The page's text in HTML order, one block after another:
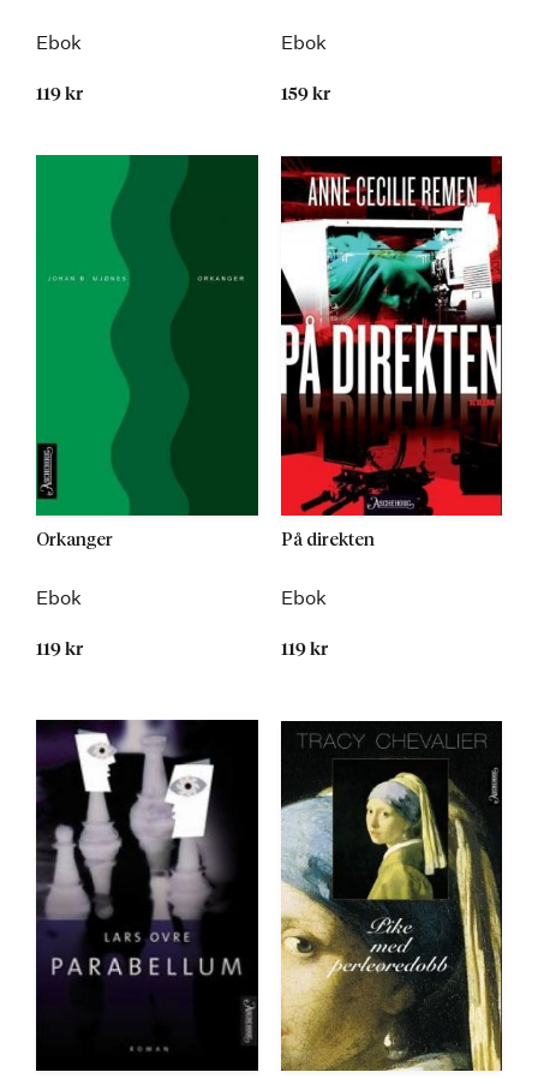
Ebok
119 kr
Ebok
159 kr
Orkanger
Ebok
119 kr
På direkten
Ebok
119 kr